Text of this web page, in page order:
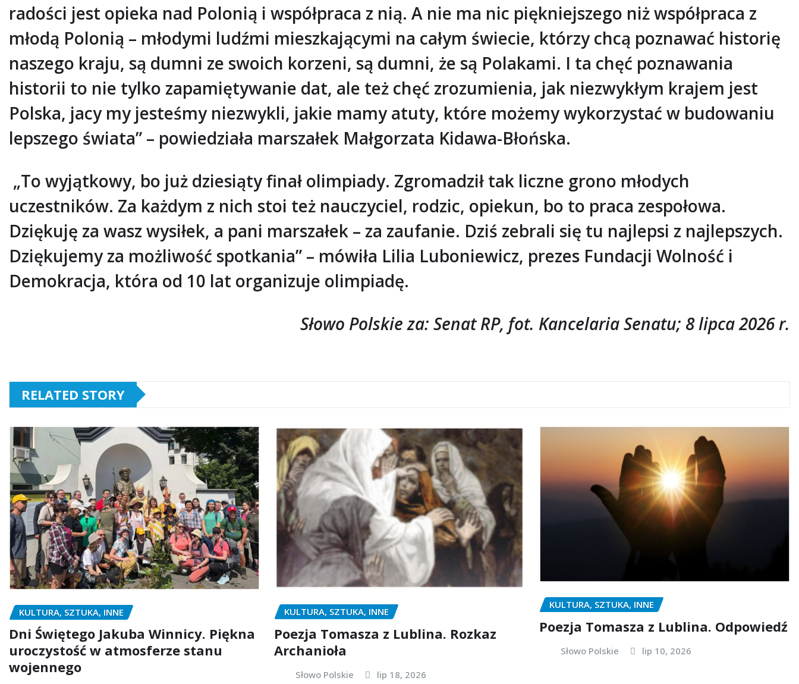
radości jest opieka nad Polonią i współpraca z nią. A nie ma nic piękniejszego niż współpraca z
młodą Polonią – młodymi ludźmi mieszkającymi na całym świecie, którzy chcą poznawać historię
naszego kraju, są dumni ze swoich korzeni, są dumni, że są Polakami. I ta chęć poznawania
historii to nie tylko zapamiętywanie dat, ale też chęć zrozumienia, jak niezwykłym krajem jest
Polska, jacy my jesteśmy niezwykli, jakie mamy atuty, które możemy wykorzystać w budowaniu
lepszego świata” – powiedziała marszałek Małgorzata Kidawa-Błońska.
„To wyjątkowy, bo już dziesiąty finał olimpiady. Zgromadził tak liczne grono młodych
uczestników. Za każdym z nich stoi też nauczyciel, rodzic, opiekun, bo to praca zespołowa.
Dziękuję za wasz wysiłek, a pani marszałek – za zaufanie. Dziś zebrali się tu najlepsi z najlepszych.
Dziękujemy za możliwość spotkania” – mówiła Lilia Luboniewicz, prezes Fundacji Wolność i
Demokracja, która od 10 lat organizuje olimpiadę.
Słowo Polskie za: Senat RP, fot. Kancelaria Senatu; 8 lipca 2026 r.
RELATED STORY
KULTURA, SZTUKA, INNE
Dni Świętego Jakuba Winnicy. Piękna
uroczystość w atmosferze stanu
wojennego
KULTURA, SZTUKA, INNE
Poezja Tomasza z Lublina. Rozkaz
Archanioła
Słowo Polskie lip 18, 2026
KULTURA, SZTUKA, INNE
Poezja Tomasza z Lublina. Odpowiedź
Słowo Polskie lip 10, 2026